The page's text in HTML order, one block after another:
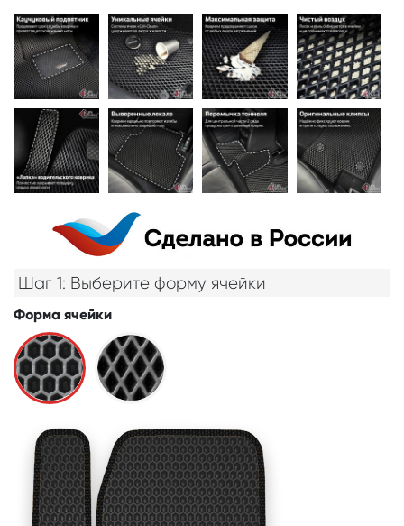
Шаг 1: Выберите форму ячейки
Форма ячейки